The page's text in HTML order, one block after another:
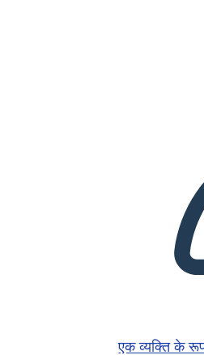
एक व्यक्ति के